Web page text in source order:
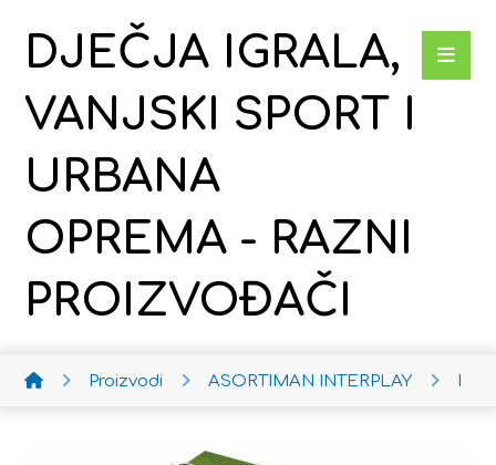
DJEČJA IGRALA,
VANJSKI SPORT I
URBANA
OPREMA - RAZNI
PROIZVOĐAČI
Proizvodi ASORTIMAN INTERPLAY